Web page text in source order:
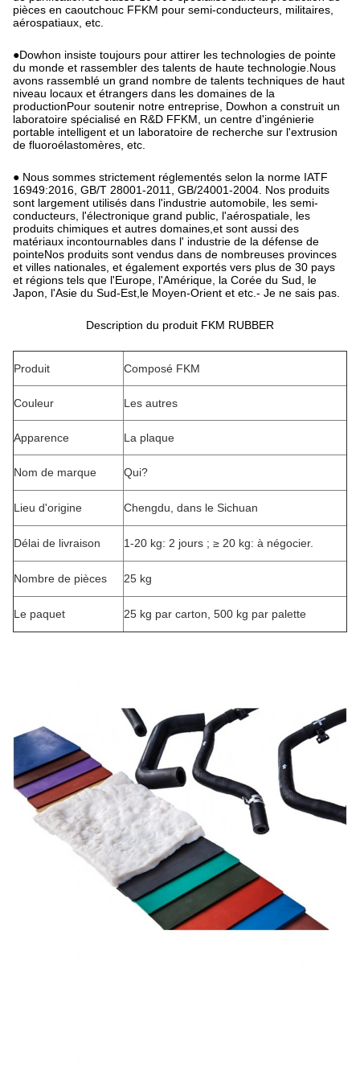
pièces en caoutchouc FFKM pour semi-conducteurs, militaires,
aérospatiaux, etc.
●Dowhon insiste toujours pour attirer les technologies de pointe
du monde et rassembler des talents de haute technologie.Nous
avons rassemblé un grand nombre de talents techniques de haut
niveau locaux et étrangers dans les domaines de la
productionPour soutenir notre entreprise, Dowhon a construit un
laboratoire spécialisé en R&D FFKM, un centre d'ingénierie
portable intelligent et un laboratoire de recherche sur l'extrusion
de fluoroélastomères, etc.
● Nous sommes strictement réglementés selon la norme IATF
16949:2016, GB/T 28001-2011, GB/24001-2004. Nos produits
sont largement utilisés dans l'industrie automobile, les semi-
conducteurs, l'électronique grand public, l'aérospatiale, les
produits chimiques et autres domaines,et sont aussi des
matériaux incontournables dans l' industrie de la défense de
pointeNos produits sont vendus dans de nombreuses provinces
et villes nationales, et également exportés vers plus de 30 pays
et régions tels que l'Europe, l'Amérique, la Corée du Sud, le
Japon, l'Asie du Sud-Est,le Moyen-Orient et etc.- Je ne sais pas.
Description du produit FKM RUBBER
Produit Composé FKM
Couleur Les autres
Apparence La plaque
Nom de marque Qui?
Lieu d'origine Chengdu, dans le Sichuan
Délai de livraison 1-20 kg: 2 jours ; ≥ 20 kg: à négocier.
Nombre de pièces 25 kg
Le paquet 25 kg par carton, 500 kg par palette